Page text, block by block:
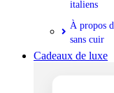
italiens
À propos
sans cuir
Cadeaux de luxe